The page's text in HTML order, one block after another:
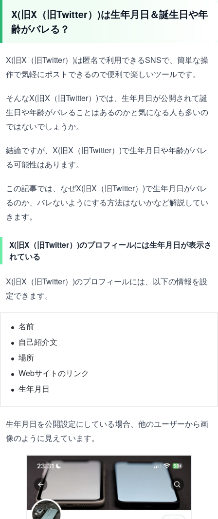
X(旧X（旧Twitter）)は生年月日＆誕生日や年
齢がバレる？
X(旧X（旧Twitter）)は匿名で利用できるSNSで、簡単な操
作で気軽にポストできるので便利で楽しいツールです。
そんなX(旧X（旧Twitter）)では、生年月日が公開されて誕
生日や年齢がバレることはあるのかと気になる人も多いの
ではないでしょうか。
結論ですが、X(旧X（旧Twitter）)で生年月日や年齢がバレ
る可能性はあります。
この記事では、なぜX(旧X（旧Twitter）)で生年月日がバレ
るのか、バレないようにする方法はないかなど解説してい
きます。
X(旧X（旧Twitter）)のプロフィールには生年月日が表示さ
れている
X(旧X（旧Twitter）)のプロフィールには、以下の情報を設
定できます。
名前
自己紹介文
場所
Webサイトのリンク
生年月日
生年月日を公開設定にしている場合、他のユーザーから画
像のように見えています。